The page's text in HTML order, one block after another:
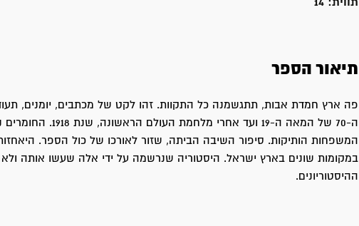
תווית: 14
תיאור הספר
פה ארץ חמדת אבות, תתגשמנה כל התקוות. זהו לקט של מכתבים, יומנים,
ה-70 של המאה ה-19 ועד אחרי מלחמת
המשפחות הותיקות. סיפור השיבה הביתה, שזור לאורכו של כול הספר.
במקומות שונים בארץ ישראל. היסטוריה שנרשמה על ידי אלה שעשו אותה ולא
ההיסטוריונים.